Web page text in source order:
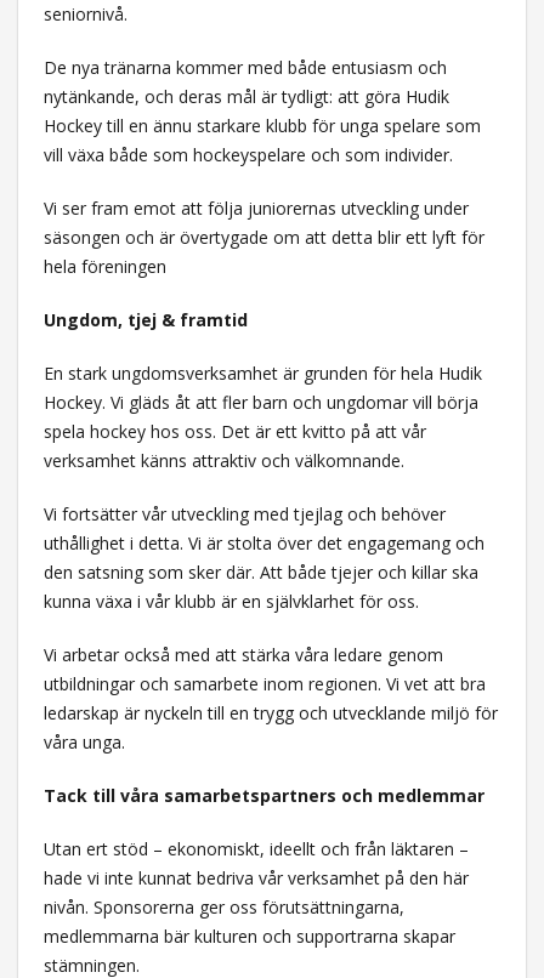
seniornivå.
De nya tränarna kommer med både entusiasm och
nytänkande, och deras mål är tydligt: att göra Hudik
Hockey till en ännu starkare klubb för unga spelare som
vill växa både som hockeyspelare och som individer.
Vi ser fram emot att följa juniorernas utveckling under
säsongen och är övertygade om att detta blir ett lyft för
hela föreningen
Ungdom, tjej & framtid
En stark ungdomsverksamhet är grunden för hela Hudik
Hockey. Vi gläds åt att fler barn och ungdomar vill börja
spela hockey hos oss. Det är ett kvitto på att vår
verksamhet känns attraktiv och välkomnande.
Vi fortsätter vår utveckling med tjejlag och behöver
uthållighet i detta. Vi är stolta över det engagemang och
den satsning som sker där. Att både tjejer och killar ska
kunna växa i vår klubb är en självklarhet för oss.
Vi arbetar också med att stärka våra ledare genom
utbildningar och samarbete inom regionen. Vi vet att bra
ledarskap är nyckeln till en trygg och utvecklande miljö för
våra unga.
Tack till våra samarbetspartners och medlemmar
Utan ert stöd – ekonomiskt, ideellt och från läktaren –
hade vi inte kunnat bedriva vår verksamhet på den här
nivån. Sponsorerna ger oss förutsättningarna,
medlemmarna bär kulturen och supportrarna skapar
stämningen.